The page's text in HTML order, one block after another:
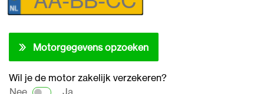
Motorgegevens opzoeken
Wil je de motor zakelijk verzekeren?